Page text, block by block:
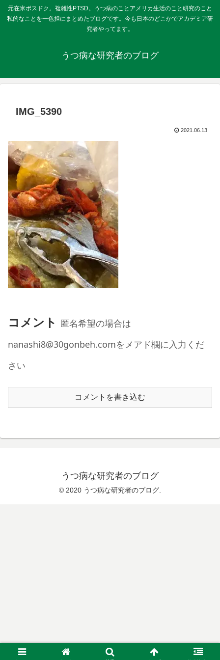
元在米ポスドク。複雑性PTSD。うつ病のことアメリカ生活のこと研究のこと
私的なことを一色担にまとめたブログです。今も日本のどこかでアカデミア研
究者やってます。
うつ病な研究者のブログ
IMG_5390
2021.06.13
コメント 匿名希望の場合は
nanashi8@30gonbeh.comをメアド欄に入力くだ
さい
コメントを書き込む
うつ病な研究者のブログ
© 2020 うつ病な研究者のブログ.